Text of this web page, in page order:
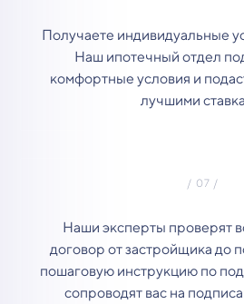
Получаете индивидуальные
Наш ипотечный отдел
комфортные условия и
лучшими
Наши эксперты проверят
договор от застройщика до
пошаговую инструкцию по
сопроводят вас на